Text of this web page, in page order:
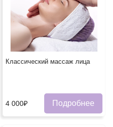
Классический массаж лица
4 000₽ Подробнее